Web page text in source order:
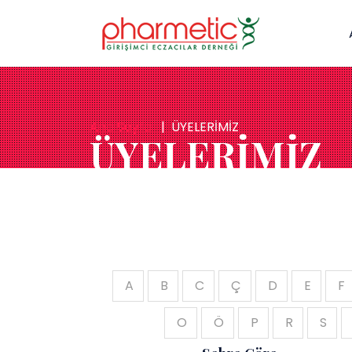
ÜYELERİMİZ
Ana Sayfa ÜYELERİMİZ
A B C Ç D E F
O Ö P R S